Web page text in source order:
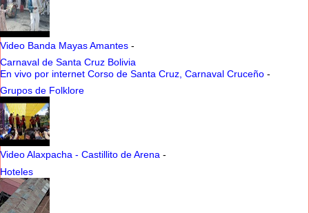
Video Banda Mayas Amantes -
Carnaval de Santa Cruz Bolivia
En vivo por internet Corso de Santa Cruz, Carnaval Cruceño -
Grupos de Folklore
Video Alaxpacha - Castillito de Arena -
Hoteles